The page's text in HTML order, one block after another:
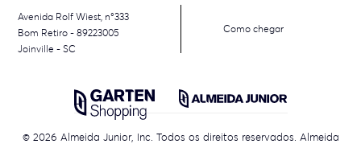
Avenida Rolf Wiest, n°333
Bom Retiro - 89223005
Joinville - SC
Como chegar
© 2026 Almeida Junior, Inc. Todos os direitos reservados. Almeida